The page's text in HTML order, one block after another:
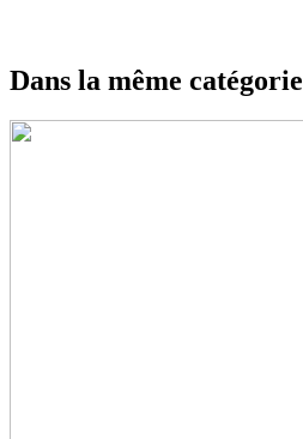
Dans la même catégorie